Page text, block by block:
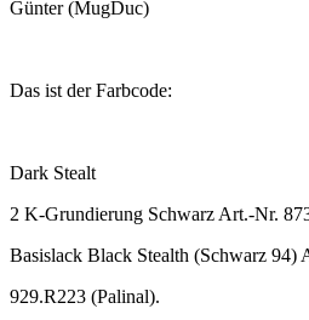
Günter (MugDuc)
Das ist der Farbcode:
Dark Stealt
2 K-Grundierung Schwarz Art.-Nr.
Basislack Black Stealth (Schwarz 94)
929.R223 (Palinal).